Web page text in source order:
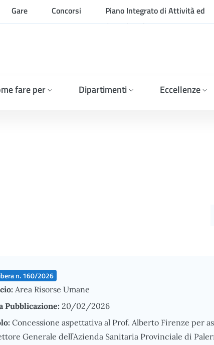
Gare Concorsi
Piano Integrato di Attività ed
Organizzazione
fare per Dipartimenti Eccellenze
n. 160/2026
Area Risorse Umane
Pubblicazione: 20/02/2026
Concessione aspettativa al Prof. Alberto Firenze per
Generale dell’Azienda Sanitaria Provinciale di